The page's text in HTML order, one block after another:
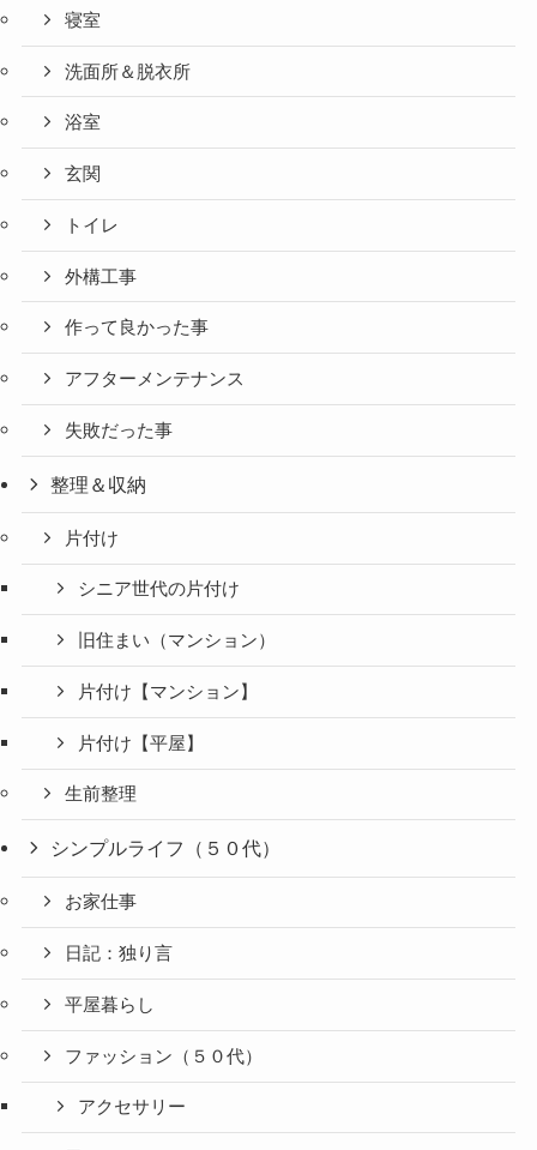
寝室
洗面所＆脱衣所
浴室
玄関
トイレ
外構工事
作って良かった事
アフターメンテナンス
失敗だった事
整理＆収納
片付け
シニア世代の片付け
旧住まい（マンション）
片付け【マンション】
片付け【平屋】
生前整理
シンプルライフ（５０代）
お家仕事
日記：独り言
平屋暮らし
ファッション（５０代）
アクセサリー